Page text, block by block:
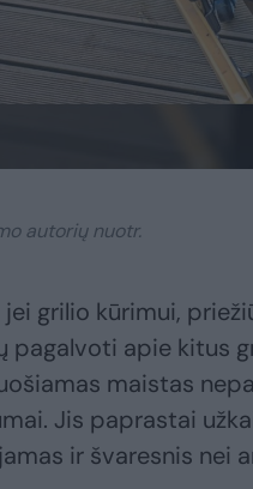
autorių nuotr.
jei grilio kūrimui,
pagalvoti apie kitus
maistas
Jis paprastai
ir švaresnis nei